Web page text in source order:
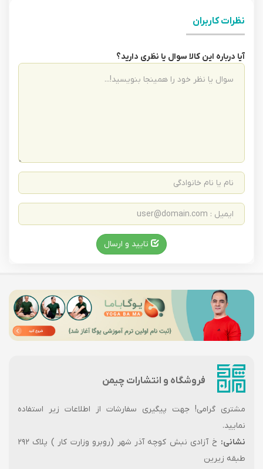
نظرات کاربران
آیا درباره این کالا سوال یا نظری دارید؟
فروشگاه و انتشارات چیمن
مشتری گرامی! جهت پیگیری سفارشات از اطلاعات زیر استفاده
نمایید.
نشانی:
خ آزادی نبش کوچه آذر شهر (روبرو وزارت کار ) پلاک ۲۹۲
طبقه زیرین